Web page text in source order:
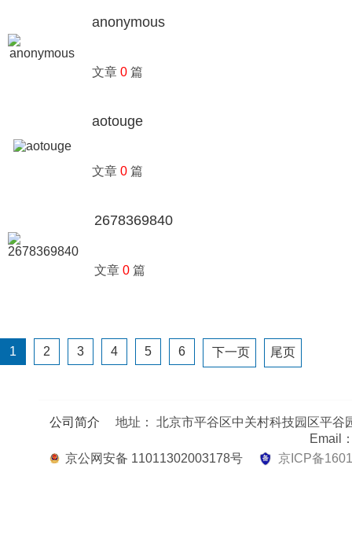
anonymous
文章 0 篇
aotouge
文章 0 篇
2678369840
文章 0 篇
1 2 3 4 5 6 下一页 尾页
公司简介 地址： 北京市平谷区中关村科技园区平
Email
京公网安备 11011302003178号
京ICP备